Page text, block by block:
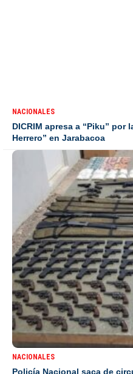
NACIONALES
DICRIM apresa a “Piku” por
Herrero” en Jarabacoa
NACIONALES
Policía Nacional saca de